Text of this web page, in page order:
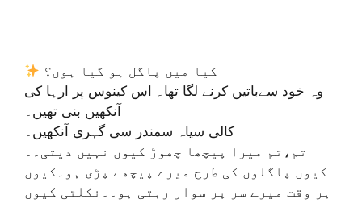
کیا میں پاگل ہو گیا ہوں؟
وہ خود سےباتیں کرنے لگا تھا۔ اس کینوس پر ارہا کی
آنکھیں بنی تھیں۔
کالی سیاہ سمندر سی گہری آنکھیں۔
تم،تم میرا پیچھا چھوڑ کیوں نہیں دیتی۔۔
کیوں پاگلوں کی طرح میرے پیچھے پڑی ہو۔کیوں
ہر وقت میرے سر پر سوار رہتی ہو۔۔نکلتی کیوں